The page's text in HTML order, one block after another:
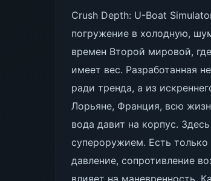
Crush Depth: U-Boat
погружение в холодную,
времен Второй мировой,
имеет вес. Разработанная
ради тренда, а из
Лорьяне, Франция, всю
вода давит на корпус.
супероружием. Есть только
давление, сопротивление
влияет на маневренность.